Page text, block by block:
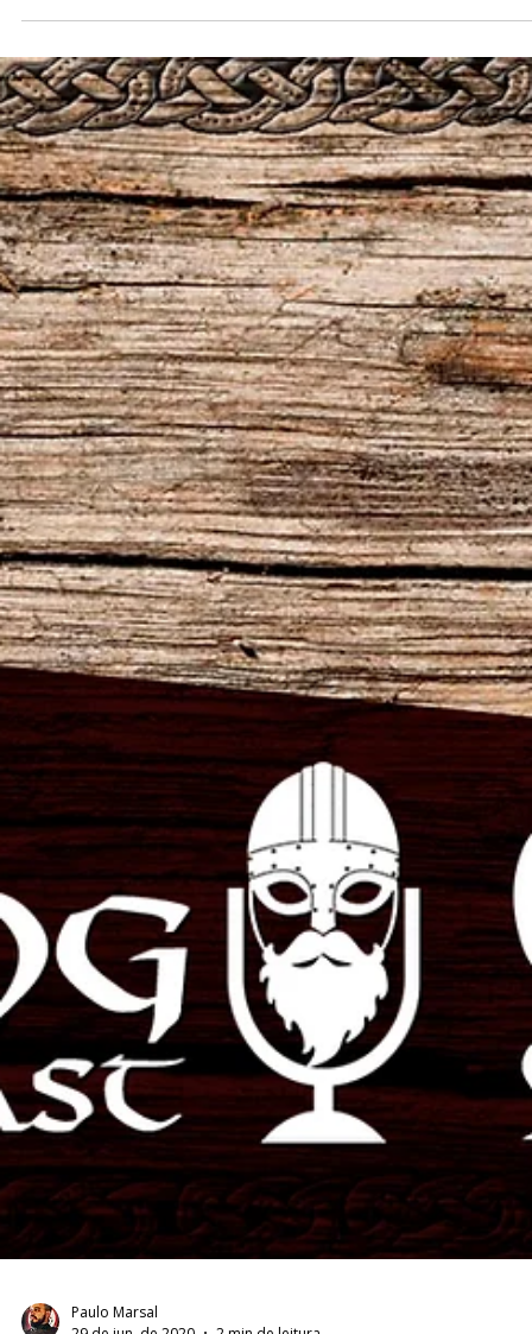
Paulo Marsal
6 de jul. de 2020
1 min de leitura
VIKING CAST – 2ª TEMPORADA: CAPÍTULO
X, RUNAS
Neste Viking Cast, não só o lado alfabético das Runas como
também o mítico e xamânico são alvo das arguições do grupo...